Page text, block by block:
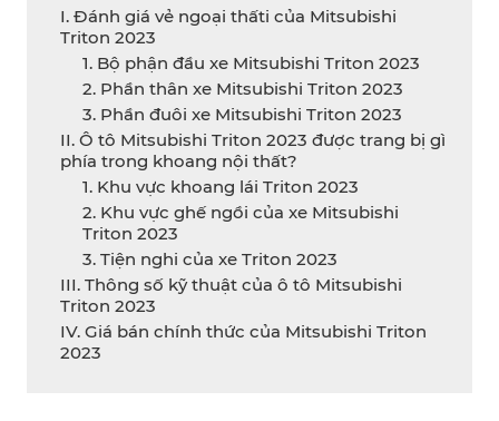
I. Đánh giá vẻ ngoại thấti của Mitsubishi
Triton 2023
1. Bộ phận đầu xe Mitsubishi Triton 2023
2. Phần thân xe Mitsubishi Triton 2023
3. Phần đuôi xe Mitsubishi Triton 2023
II. Ô tô Mitsubishi Triton 2023 được trang bị gì
phía trong khoang nội thất?
1. Khu vực khoang lái Triton 2023
2. Khu vực ghế ngồi của xe Mitsubishi
Triton 2023
3. Tiện nghi của xe Triton 2023
III. Thông số kỹ thuật của ô tô Mitsubishi
Triton 2023
IV. Giá bán chính thức của Mitsubishi Triton
2023